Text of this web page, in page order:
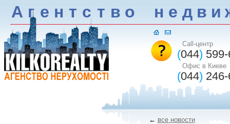
А г е н т c т в о н е д в и
Call-центр
(044)
Офис в Киеве
(044)
← все новости